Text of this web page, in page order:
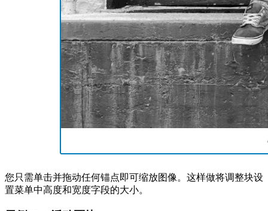
您只需单击并拖动任何锚点即可缩放图像。这样做将调整块设
置菜单中高度和宽度字段的大小。